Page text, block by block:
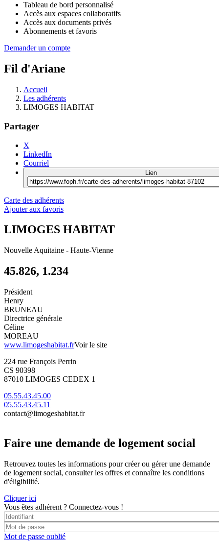
Tableau de bord personnalisé
Accès aux espaces collaboratifs
Accès aux documents privés
Abonnements et favoris
Demander un compte
Fil d'Ariane
Accueil
Les adhérents
LIMOGES HABITAT
Partager
X
LinkedIn
Courriel
Lien
Carte des adhérents
Ajouter aux favoris
LIMOGES HABITAT
Nouvelle Aquitaine - Haute-Vienne
45.826, 1.234
Président
Henry
BRUNEAU
Directrice générale
Céline
MOREAU
www.limogeshabitat.frVoir le site
224 rue François Perrin
CS 90398
87010 LIMOGES CEDEX 1
05.55.43.45.00
05.55.43.45.11
contact@limogeshabitat.fr
Faire une demande de logement social
Retrouvez toutes les informations pour créer ou gérer une demande
de logement social, consulter les offres et connaître les conditions
d'éligibilité.
Cliquer ici
Vous êtes adhérent ? Connectez-vous !
Mot de passe oublié